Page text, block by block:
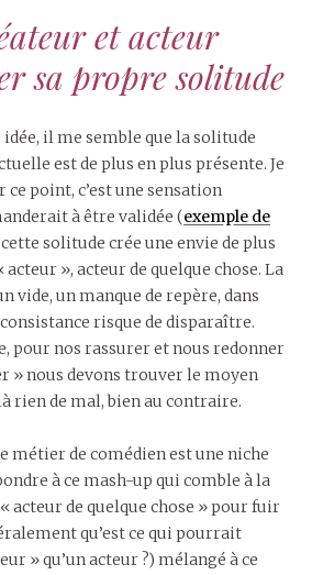
et acteur
sa propre solitude
il me semble que la solitude
est de plus en plus présente. Je
ce point, c’est une sensation
à être validée (exemple de
cette solitude crée une envie de plus
», acteur de quelque chose. La
vide, un manque de repère, dans
risque de disparaître.
pour nos rassurer et nous redonner
» nous devons trouver le moyen
rien de mal, bien au contraire.
métier de comédien est une niche
à ce mash-up qui comble à la
acteur de quelque chose » pour fuir
qu’est ce qui pourrait
» qu’un acteur ?) mélangé à ce